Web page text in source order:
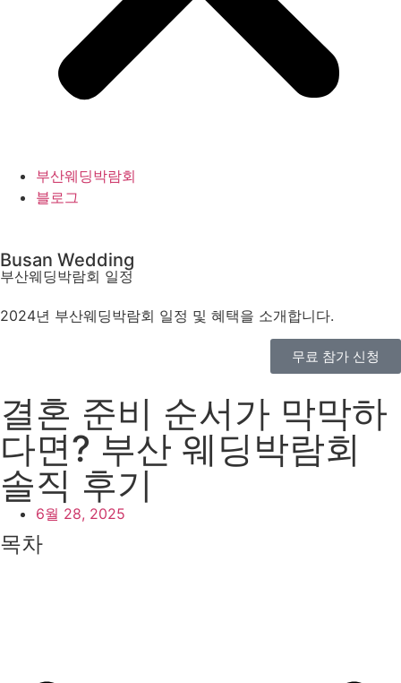
부산웨딩박람회
블로그
Busan Wedding
부산웨딩박람회 일정
2024년 부산웨딩박람회 일정 및 혜택을 소개합니다.
무료 참가 신청
결혼 준비 순서가 막막하
다면? 부산 웨딩박람회
솔직 후기
6월 28, 2025
목차